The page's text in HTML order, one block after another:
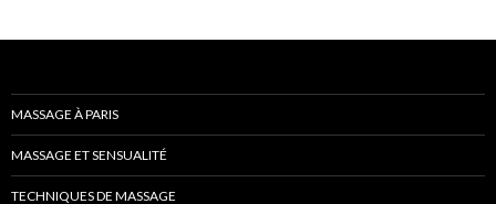
MASSAGE À PARIS
MASSAGE ET SENSUALITÉ
TECHNIQUES DE MASSAGE